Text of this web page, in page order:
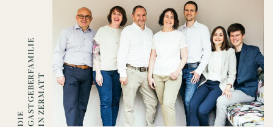
D
I
E
G
A
S
T
G
E
B
E
R
F
A
M
I
L
I E
I
N
Z
E
R
M
A
T T